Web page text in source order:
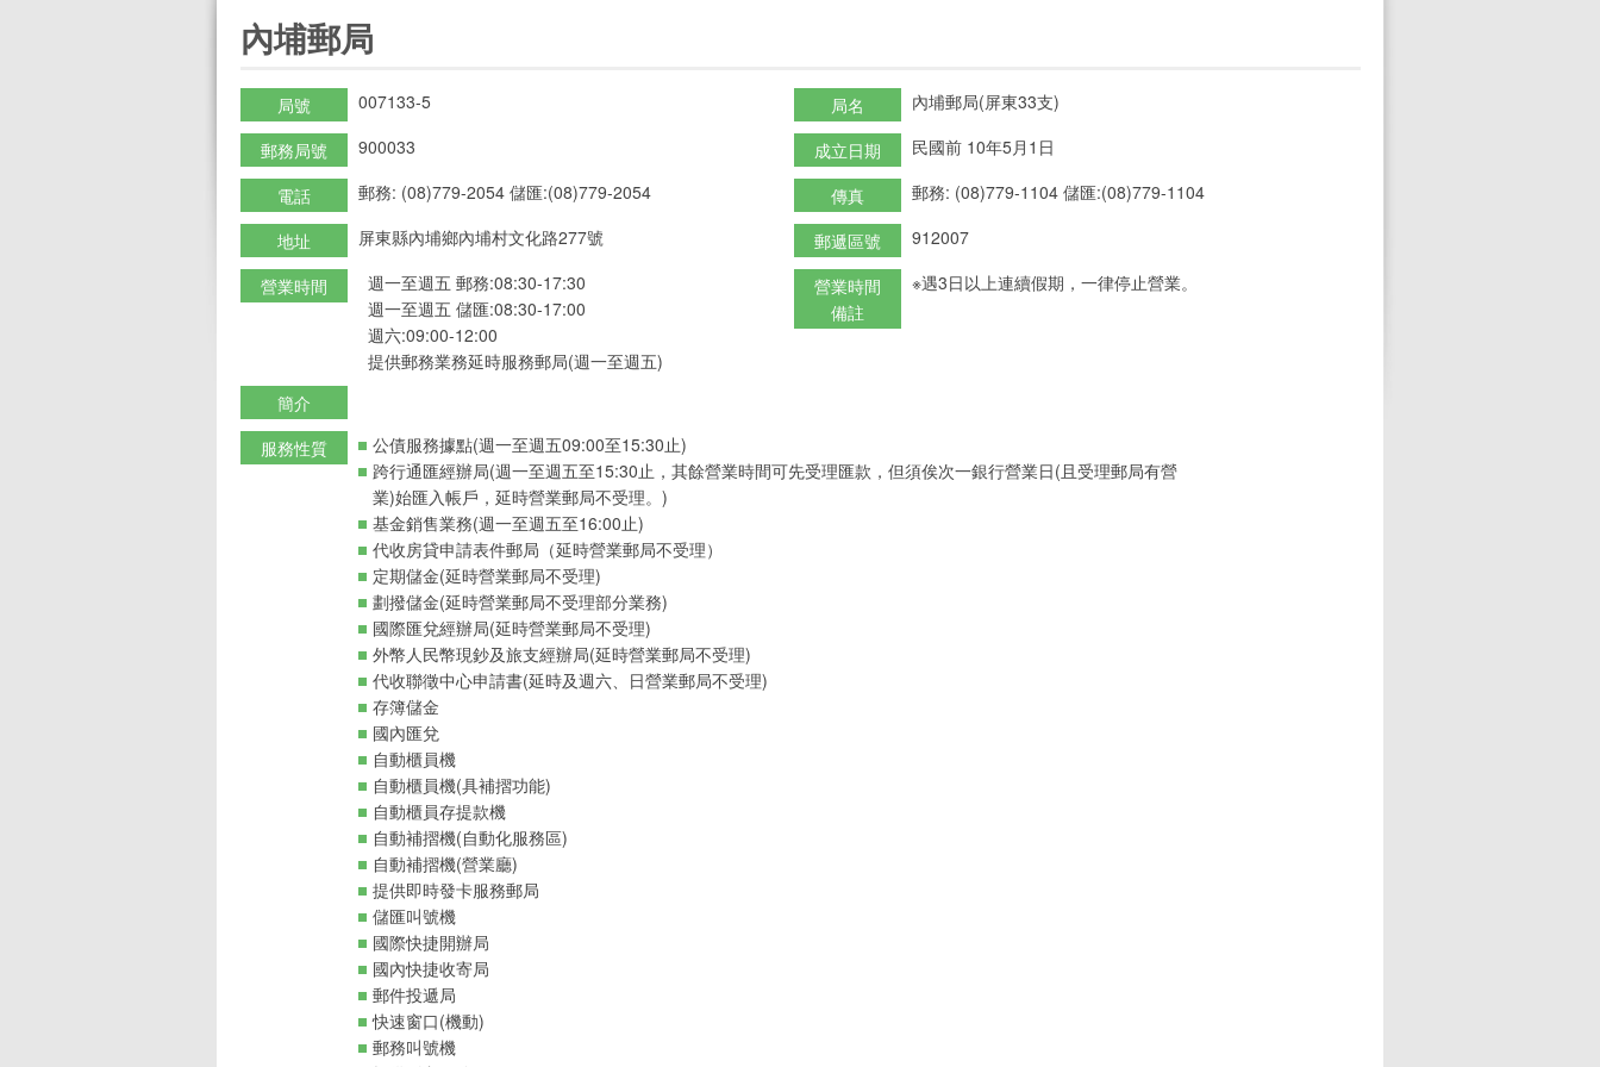
內埔郵局
局號 007133-5 局名 內埔郵局(屏東33支)
郵務局號 900033 成立日期 民國前 10年5月1日
電話 郵務: (08)779-2054 儲匯:(08)779-2054 傳真 郵務: (08)779-1104 儲匯:(08)779-1104
地址 屏東縣內埔鄉內埔村文化路277號 郵遞區號 912007
營業時間
週一至週五 郵務:08:30-17:30
週一至週五 儲匯:08:30-17:00
週六:09:00-12:00
提供郵務業務延時服務郵局(週一至週五)
營業時間
備註
※遇3日以上連續假期，一律停止營業。
簡介
服務性質
公債服務據點(週一至週五09:00至15:30止)
跨行通匯經辦局(週一至週五至15:30止，其餘營業時間可先受理匯款，但須俟次一銀行營業日(且受理郵局有營
業)始匯入帳戶，延時營業郵局不受理。)
基金銷售業務(週一至週五至16:00止)
代收房貸申請表件郵局（延時營業郵局不受理）
定期儲金(延時營業郵局不受理)
劃撥儲金(延時營業郵局不受理部分業務)
國際匯兌經辦局(延時營業郵局不受理)
外幣人民幣現鈔及旅支經辦局(延時營業郵局不受理)
代收聯徵中心申請書(延時及週六、日營業郵局不受理)
存簿儲金
國內匯兌
自動櫃員機
自動櫃員機(具補摺功能)
自動櫃員存提款機
自動補摺機(自動化服務區)
自動補摺機(營業廳)
提供即時發卡服務郵局
儲匯叫號機
國際快捷開辦局
國內快捷收寄局
郵件投遞局
快速窗口(機動)
郵務叫號機